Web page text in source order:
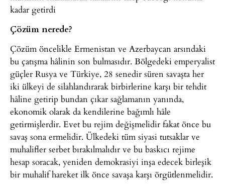
kadar getirdi
Çözüm nerede?
Çözüm öncelikle Ermenistan ve Azerbaycan arsındaki
bu çatışma hâlinin son bulmasıdır. Bölgedeki emperyalist
güçler Rusya ve Türkiye, 28 senedir süren savaşta her
iki ülkeyi de silahlandırarak birbirlerine karşı bir tehdit
hâline getirip bundan çıkar sağlamanın yanında,
ekonomik olarak da kendilerine bağımlı hâle
getirmişlerdir. Evet bu rejim değişmelidir fakat önce bu
savaş sona ermelidir. Ülkedeki tüm siyasi tutsaklar ve
muhalifler serbet bırakılmalıdır ve bu baskıcı rejime
hesap soracak, yeniden demokrasiyi inşa edecek birleşik
bir muhalif hareket ilk önce savaşa karşı örgütlenmelidir.